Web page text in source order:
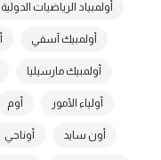
أولمبياد الرياضيات الدولية
أولمبيك آسفي
أولمبيك مارسيليا
أولياء الأمور أوم
أون سايد أوناحي